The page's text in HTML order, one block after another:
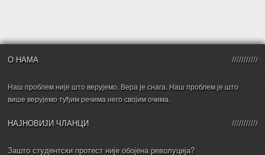
О НАМА
Наш проблем није што верујемо. Вера је снага. Наш проблем је што
више верујемо туђим речима него својим очима.
НАЈНОВИЈИ ЧЛАНЦИ
Зашто студентски протест није обојена револуција?